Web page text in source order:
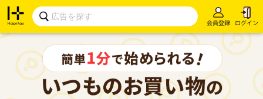
会員登録 ログイン